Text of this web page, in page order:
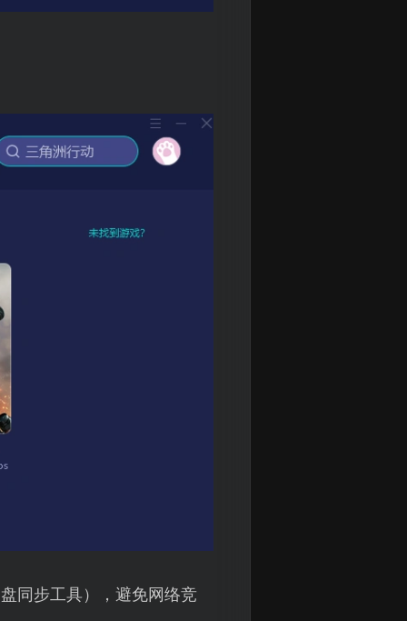
同步工具），避免网络竞